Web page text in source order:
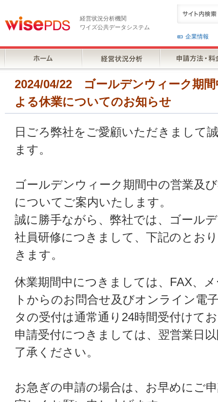
経営状況分析機関
ワイズ公共データシステム
企業情報
2024/04/22 ゴールデンウィーク期間
よる休業についてのお知らせ
日ごろ弊社をご愛顧いただきまして
ます。
ゴールデンウィーク期間中の営業及
についてご案内いたします。
誠に勝手ながら、弊社では、ゴール
社員研修につきまして、下記のとお
きます。
休業期間中につきましては、FAX、
トからのお問合せ及びオンライン電
タの受付は通常通り24時間受付けて
申請受付につきましては、翌営業日
了承ください。
お急ぎの申請の場合は、お早めにご